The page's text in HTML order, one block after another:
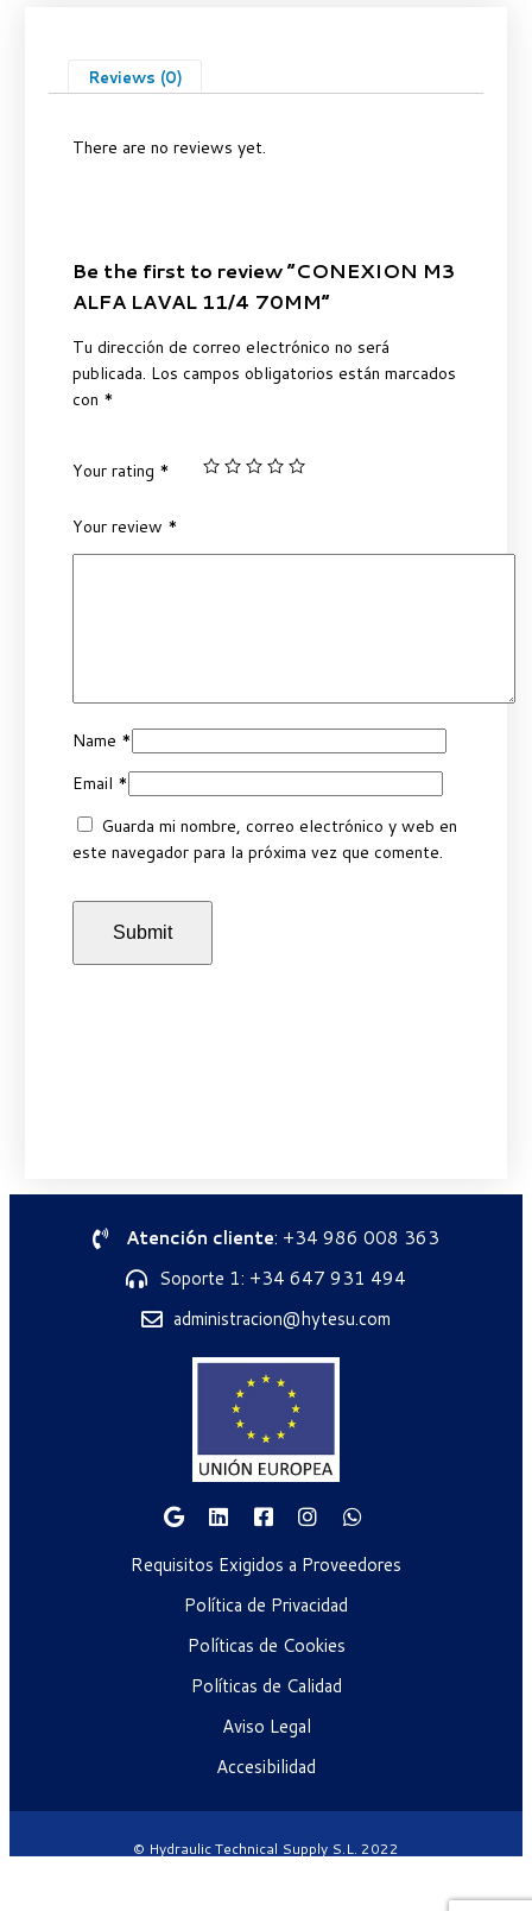
Reviews (0)
There are no reviews yet.
Be the first to review “CONEXION M3
ALFA LAVAL 11/4 70MM”
Tu dirección de correo electrónico no será
publicada. Los campos obligatorios están marcados
con *
Your rating *
Your review *
Name *
Email *
Guarda mi nombre, correo electrónico y web en
este navegador para la próxima vez que comente.
Atención cliente: +34 986 008 363
Soporte 1: +34 647 931 494
administracion@hytesu.com
Requisitos Exigidos a Proveedores
Política de Privacidad
Políticas de Cookies
Políticas de Calidad
Aviso Legal
Accesibilidad
© Hydraulic Technical Supply S.L. 2022